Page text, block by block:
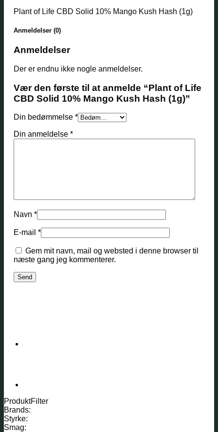
Plant of Life CBD Solid 10% Mango Kush Hash (1g)
Anmeldelser (0)
Anmeldelser
Der er endnu ikke nogle anmeldelser.
Vær den første til at anmelde “Plant of Life
CBD Solid 10% Mango Kush Hash (1g)”
Din bedømmelse *
Din anmeldelse *
Navn *
E-mail *
Gem mit navn, mail og websted i denne browser til
næste gang jeg kommenterer.
ProduktFilter
Brands:
Styrke:
Smag: